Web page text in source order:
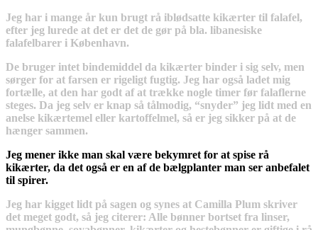
Jeg har i mange år kun brugt rå iblødsatte kikærter til falafel,
efter jeg lurede at det er det de gør på bla. libanesiske
falafelbarer i København.
De bruger intet bindemiddel da kikærter binder i sig selv, men
sørger for at farsen er rigeligt fugtig. Jeg har også ladet mig
fortælle, at den har godt af at trække nogle timer før falaflerne
steges. Da jeg selv er knap så tålmodig, “snyder” jeg lidt med en
anelse kikærtemel eller kartoffelmel, så er jeg sikker på at de
hænger sammen.
Jeg mener ikke man skal være bekymret for at spise rå
kikærter, da det også er en af de bælgplanter man ser anbefalet
til spirer.
Jeg har kigget lidt på sagen og synes at Camilla Plum skriver
det meget godt, så jeg citerer: Alle bønner bortset fra linser,